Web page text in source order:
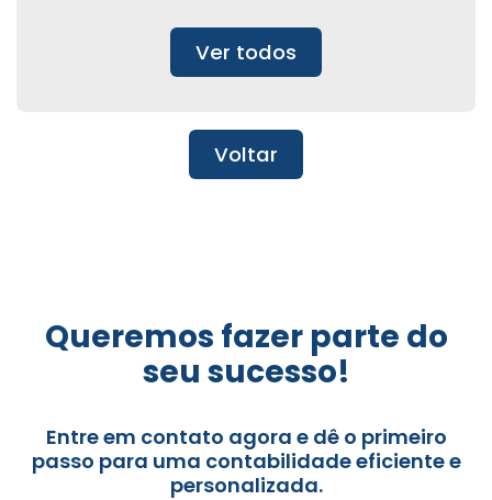
Ver todos
Voltar
Queremos fazer parte do
seu sucesso!
Entre em contato agora e dê o primeiro
passo para uma contabilidade eficiente e
personalizada.